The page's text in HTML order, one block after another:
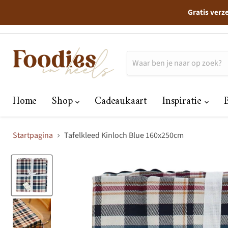
Gratis
Home Shop Cadeaukaart Inspiratie
Startpagina Tafelkleed Kinloch Blue 160x250cm